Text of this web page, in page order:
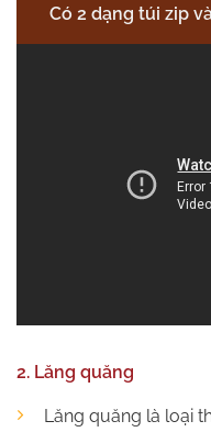
Có 2 dạng túi zip
2. Lăng quăng
Lăng quăng là loại